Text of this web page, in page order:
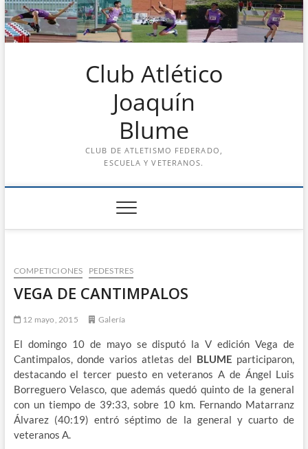
Saltar
al
contenido
Club Atlético
Joaquín
Blume
CLUB DE ATLETISMO FEDERADO,
ESCUELA Y VETERANOS.
COMPETICIONES PEDESTRES
VEGA DE CANTIMPALOS
12 mayo, 2015 Galería
El domingo 10 de mayo se disputó la V edición Vega de
Cantimpalos, donde varios atletas del BLUME participaron,
destacando el tercer puesto en veteranos A de Ángel Luis
Borreguero Velasco, que además quedó quinto de la general
con un tiempo de 39:33, sobre 10 km. Fernando Matarranz
Álvarez (40:19) entró séptimo de la general y cuarto de
veteranos A.